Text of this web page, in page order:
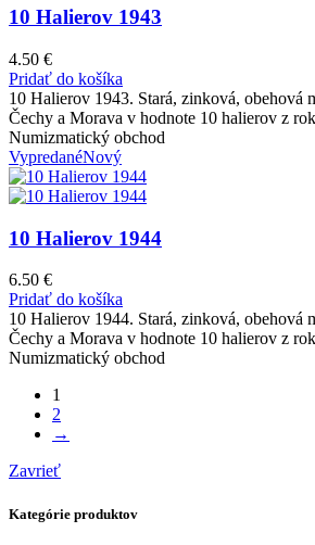
10 Halierov 1943
4.50 €
Pridať do košíka
10 Halierov 1943. Stará, zinková, obehová
Čechy a Morava v hodnote 10 halierov z
Numizmatický obchod
VypredanéNový
10 Halierov 1944
6.50 €
Pridať do košíka
10 Halierov 1944. Stará, zinková, obehová
Čechy a Morava v hodnote 10 halierov z
Numizmatický obchod
1
2
→
Zavrieť
Kategórie produktov